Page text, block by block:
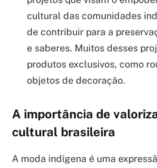
cultural das comunidades
de contribuir para a
e saberes. Muitos desses
produtos exclusivos, como
objetos de decoração.
A importância de
cultural brasileira
A moda indígena é uma